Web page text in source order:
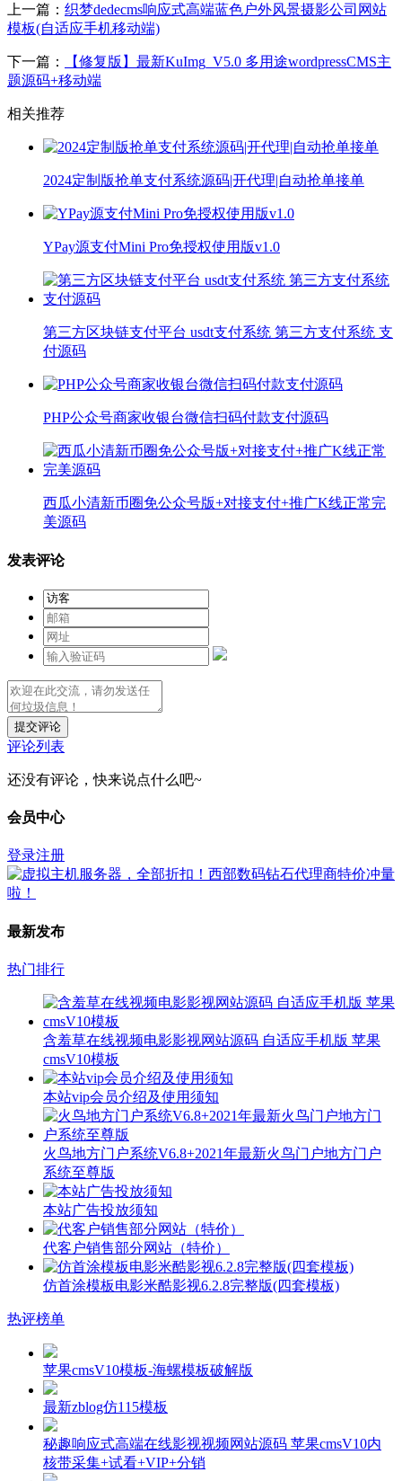
上一篇： 织梦dedecms响应式高端蓝色户外风景摄影公司网站
模板(自适应手机移动端)
下一篇：
【修复版】最新KuImg_V5.0 多用途wordpressCMS主
题源码+移动端
相关推荐
2024定制版抢单支付系统源码|开代理|自动抢单接单
YPay源支付Mini Pro免授权使用版v1.0
第三方区块链支付平台 usdt支付系统 第三方支付系统 支
付源码
PHP公众号商家收银台微信扫码付款支付源码
西瓜小清新币圈免公众号版+对接支付+推广K线正常完
美源码
发表评论
提交评论
评论列表
还没有评论，快来说点什么吧~
会员中心
登录注册
最新发布
热门排行
含羞草在线视频电影影视网站源码 自适应手机版 苹果
cmsV10模板
本站vip会员介绍及使用须知
火鸟地方门户系统V6.8+2021年最新火鸟门户地方门户
系统至尊版
本站广告投放须知
代客户销售部分网站（特价）
仿首涂模板电影米酷影视6.2.8完整版(四套模板)
热评榜单
苹果cmsV10模板-海螺模板破解版
最新zblog仿115模板
秘趣响应式高端在线影视视频网站源码 苹果cmsV10内
核带采集+试看+VIP+分销